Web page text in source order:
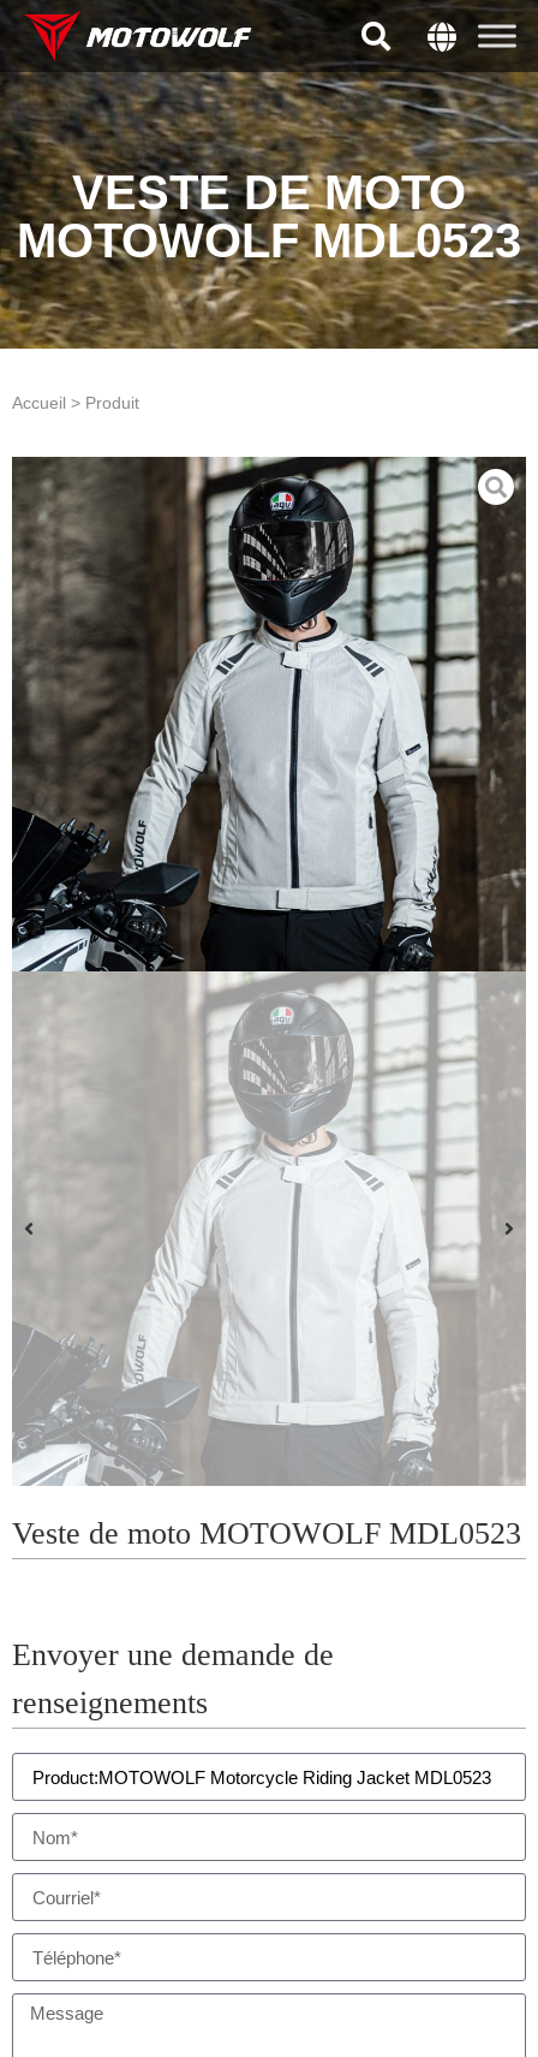
VESTE DE MOTO
MOTOWOLF MDL0523
Accueil > Produit
Veste de moto MOTOWOLF MDL0523
Envoyer une demande de
renseignements